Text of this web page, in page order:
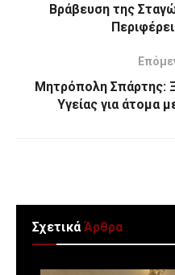
Βράβευση της
Μητρόπολη Σπάρτης:
Υγείας για άτομα
ΣχετικάΆρθρα